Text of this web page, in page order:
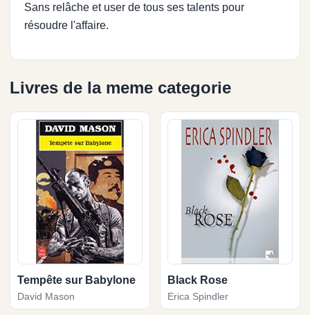
Sans relâche et user de tous ses talents pour
résoudre l'affaire.
Livres de la meme categorie
Tempête sur Babylone
David Mason
Black Rose
Erica Spindler